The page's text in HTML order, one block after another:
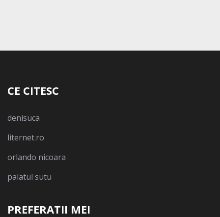
CE CITESC
denisuca
liternet.ro
orlando nicoara
palatul sutu
PREFERATII MEI